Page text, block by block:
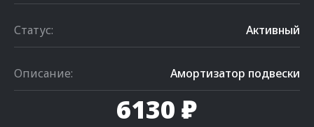
Статус: Активный
Описание: Амортизатор подвески
6130 ₽